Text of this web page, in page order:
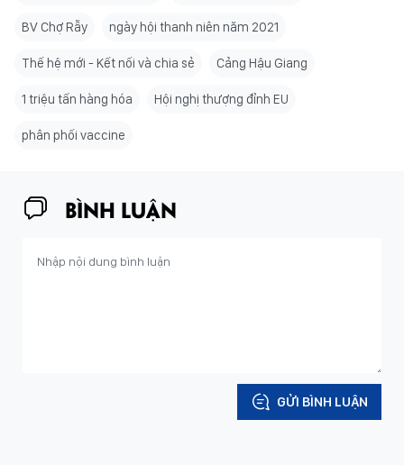
BV Chợ Rẫy ngày hội thanh niên năm 2021
Thế hệ mới - Kết nối và chia sẻ Cảng Hậu Giang
1 triệu tấn hàng hóa Hội nghị thượng đỉnh EU
phân phối vaccine
BÌNH LUẬN
GỬI BÌNH LUẬN